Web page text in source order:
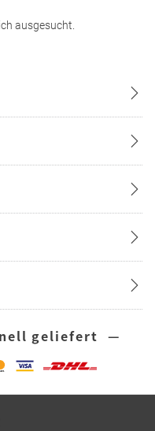
ausgesucht.
geliefert —